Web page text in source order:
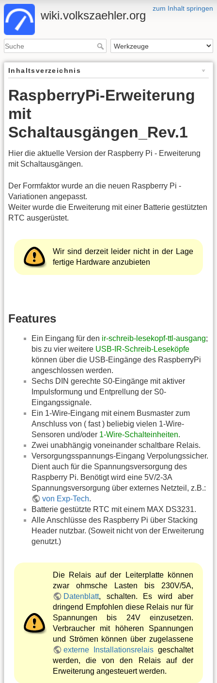
zum Inhalt springen
wiki.volkszaehler.org
Inhaltsverzeichnis
RaspberryPi-Erweiterung
mit
Schaltausgängen_Rev.1
Hier die aktuelle Version der Raspberry Pi - Erweiterung
mit Schaltausgängen.
Der Formfaktor wurde an die neuen Raspberry Pi -
Variationen angepasst.
Weiter wurde die Erweiterung mit einer Batterie gestützten
RTC ausgerüstet.
Wir sind derzeit leider nicht in der Lage
fertige Hardware anzubieten
Features
Ein Eingang für den ir-schreib-lesekopf-ttl-ausgang;
bis zu vier weitere USB-IR-Schreib-Leseköpfe
können über die USB-Eingänge des RaspberryPi
angeschlossen werden.
Sechs DIN gerechte S0-Eingänge mit aktiver
Impulsformung und Entprellung der S0-
Eingangssignale.
Ein 1-Wire-Eingang mit einem Busmaster zum
Anschluss von ( fast ) beliebig vielen 1-Wire-
Sensoren und/oder 1-Wire-Schalteinheiten.
Zwei unabhängig voneinander schaltbare Relais.
Versorgungsspannungs-Eingang Verpolungssicher.
Dient auch für die Spannungsversorgung des
Raspberry Pi. Benötigt wird eine 5V/2-3A
Spannungsversorgung über externes Netzteil, z.B.:
von Exp-Tech.
Batterie gestützte RTC mit einem MAX DS3231.
Alle Anschlüsse des Raspberry Pi über Stacking
Header nutzbar. (Soweit nicht von der Erweiterung
genutzt.)
Die Relais auf der Leiterplatte können
zwar ohmsche Lasten bis 230V/5A,
Datenblatt, schalten. Es wird aber
dringend Empfohlen diese Relais nur für
Spannungen bis 24V einzusetzen.
Verbraucher mit höheren Spannungen
und Strömen können über zugelassene
externe Installationsrelais geschaltet
werden, die von den Relais auf der
Erweiterung angesteuert werden.